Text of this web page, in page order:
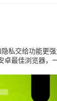
私交给功能更
最佳浏览器，